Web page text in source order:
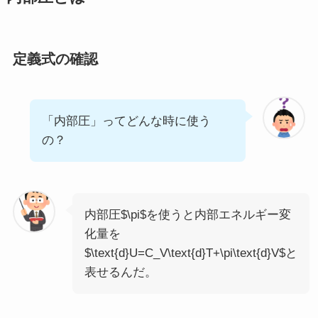
定義式の確認
「内部圧」ってどんな時に使う
の？
内部圧$\pi$を使うと内部エネルギー変
化量を
$\text{d}U=C_V\text{d}T+\pi\text{d}V$と
表せるんだ。